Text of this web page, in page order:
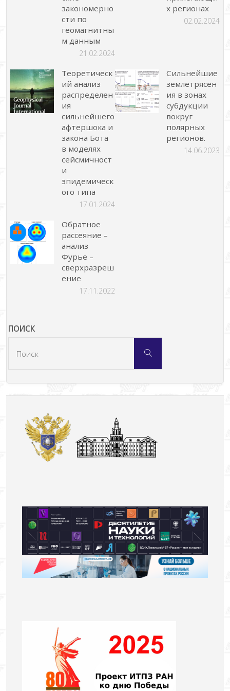
закономерно
сти по
геомагнитны
м данным
21.02.2024
х регионах
02.02.2024
Теоретическ
ий анализ
распределен
ия
сильнейшего
афтершока и
закона Бота
в моделях
сейсмичност
и
эпидемическ
ого типа
17.01.2024
Сильнейшие
землетрясен
ия в зонах
субдукции
вокруг
полярных
регионов.
14.06.2023
Обратное
рассеяние –
анализ
Фурье –
сверхразреш
ение
17.11.2022
ПОИСК
Поиск